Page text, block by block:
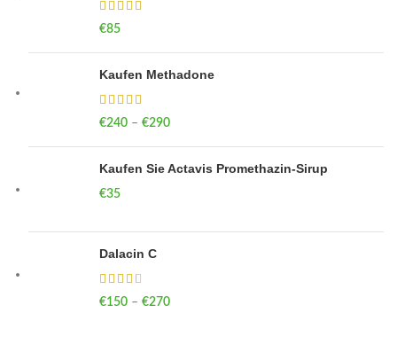
€85
Kaufen Methadone
€240 – €290
Kaufen Sie Actavis Promethazin-Sirup
€35
Dalacin C
€150 – €270